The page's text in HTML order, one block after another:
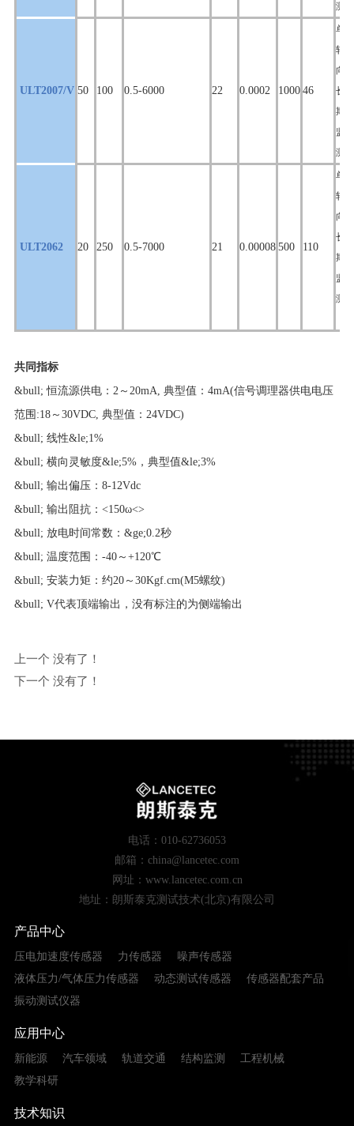
测
ULT2007/V 50 100 0.5-6000 22 0.0002 1000 46
单
轴
向,
长
期
监
测
ULT2062 20 250 0.5-7000 21 0.00008 500 110
单
轴
向,
长
期
监
测
共同指标
&bull; 恒流源供电：2～20mA, 典型值：4mA(信号调理器供电电压
范围:18～30VDC, 典型值：24VDC)
&bull; 线性&le;1%
&bull; 横向灵敏度&le;5%，典型值&le;3%
&bull; 输出偏压：8-12Vdc
&bull; 输出阻抗：<150ω<>
&bull; 放电时间常数：&ge;0.2秒
&bull; 温度范围：-40～+120℃
&bull; 安装力矩：约20～30Kgf.cm(M5螺纹)
&bull; V代表顶端输出，没有标注的为侧端输出
上一个 没有了！
下一个 没有了！
电话：010-62736053
邮箱：china@lancetec.com
网址：www.lancetec.com.cn
地址：朗斯泰克测试技术(北京)有限公司
产品中心
压电加速度传感器 力传感器
噪声传感器
液体压力/气体压力传感器
动态测试传感器
传感器配套产品
振动测试仪器
应用中心
新能源 汽车领域 轨道交通 结构监测
工程机械
教学科研
技术知识